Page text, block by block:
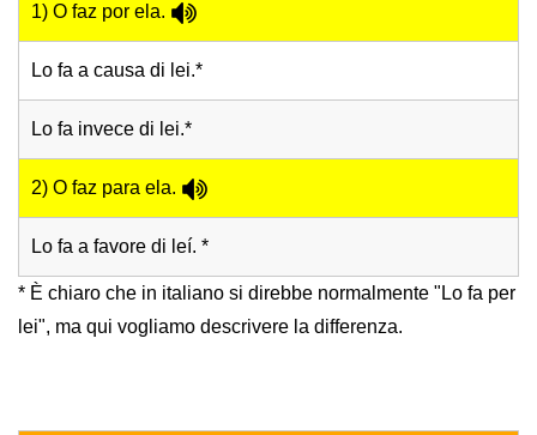
1) O faz por ela.
Lo fa a causa di lei.*
Lo fa invece di lei.*
2) O faz para ela.
Lo fa a favore di leí. *
* È chiaro che in italiano si direbbe normalmente "Lo fa per
lei", ma qui vogliamo descrivere la differenza.